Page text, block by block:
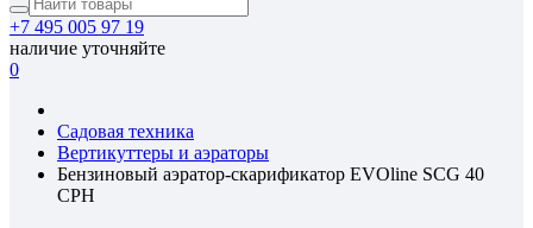
+7 495 005 97 19
наличие уточняйте
0
Садовая техника
Вертикуттеры и аэраторы
Бензиновый аэратор-скарификатор EVOline SCG 40
CPH